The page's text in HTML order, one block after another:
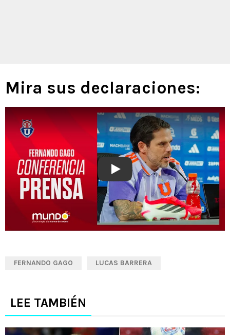
Mira sus declaraciones:
Play
FERNANDO GAGO LUCAS BARRERA
LEE TAMBIÉN